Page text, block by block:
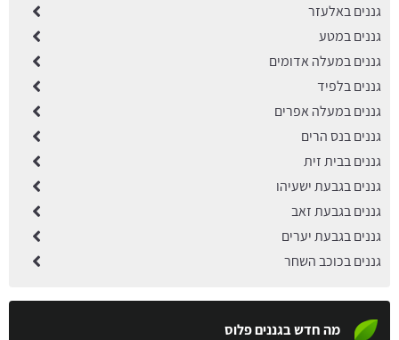
גננים באלעזר
גננים במטע
גננים במעלה אדומים
גננים בלפיד
גננים במעלה אפרים
גננים בנס הרים
גננים בבית זית
גננים בגבעת ישעיהו
גננים בגבעת זאב
גננים בגבעת יערים
גננים בכוכב השחר
מה חדש בגננים פלוס